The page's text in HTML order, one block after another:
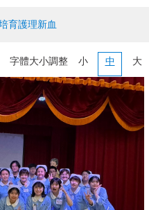
育護理新血
字體大小調整 小 中 大